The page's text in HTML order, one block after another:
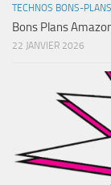
TECHNOS BONS-PLANS
Bons Plans
22 JANVIER 2026